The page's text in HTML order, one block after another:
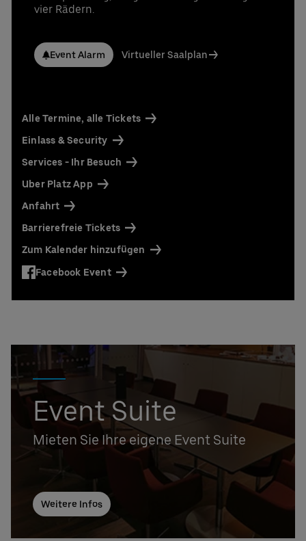
vier Rädern.
Event Alarm Virtueller Saalplan
Alle Termine, alle Tickets
Einlass & Security
Services - Ihr Besuch
Uber Platz App
Anfahrt
Barrierefreie Tickets
Zum Kalender hinzufügen
Facebook Event
Event Suite
Mieten Sie Ihre eigene Event Suite
Weitere Infos
UBER RIDE Rabattcode für Fahrten von und zur
Ansprechpartner:
Stefan Santos Ferreira
Telefon: +49 (0) 30 / 2060708-238
E-Mail
Bestellung & Rückfragen: